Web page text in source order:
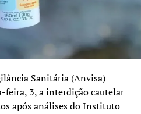
registradas em 2025
Sanitária (Anvisa)
feira, 3, a interdição cautelar
após análises do Instituto